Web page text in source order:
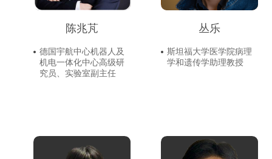
陈兆芃
德国宇航中心机器人及
机电一体化中心高级研
究员、实验室副主任
丛乐
斯坦福大学医学院病理
学和遗传学助理教授